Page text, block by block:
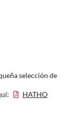
selección de
HATHO